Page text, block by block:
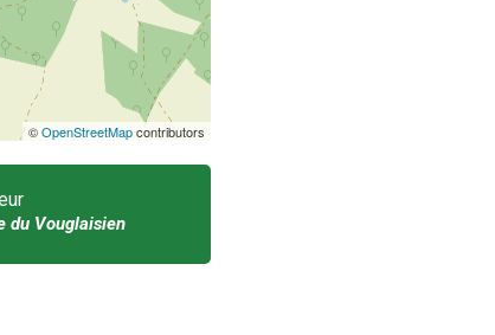
©OpenStreetMapcontributors
du Vouglaisien